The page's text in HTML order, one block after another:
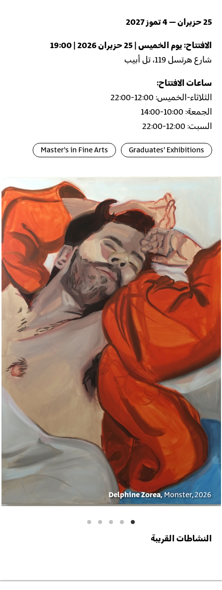
25 حزيران – 4 تموز 2027
الافتتاح: يوم الخميس | 25 حزيران 2026 | 19:00
شارع هرتسل 119، تل أبيب
ساعات الافتتاح:
الثلاثاء-الخميس: 12:00-22:00
الجمعة: 10:00-14:00
السبت: 12:00-22:00
Graduates' Exhibitions
Master's in Fine Arts
معرض
الصور
Delphine Zorea,Monster, 2026
النشاطات القريبة